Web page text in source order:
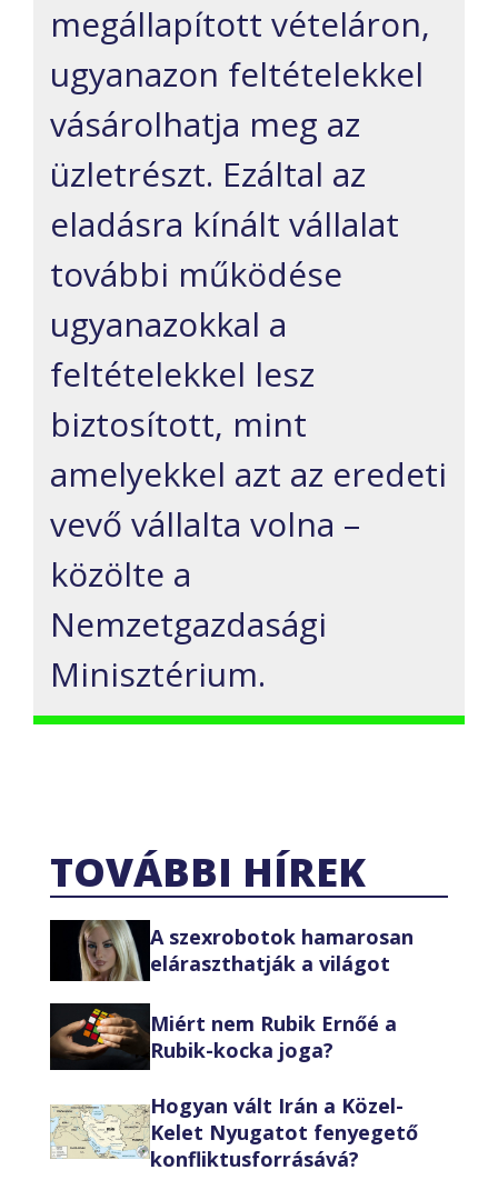
megállapított vételáron,
ugyanazon feltételekkel
vásárolhatja meg az
üzletrészt. Ezáltal az
eladásra kínált vállalat
további működése
ugyanazokkal a
feltételekkel lesz
biztosított, mint
amelyekkel azt az eredeti
vevő vállalta volna –
közölte a
Nemzetgazdasági
Minisztérium.
TOVÁBBI HÍREK
A szexrobotok hamarosan
eláraszthatják a világot
Miért nem Rubik Ernőé a
Rubik-kocka joga?
Hogyan vált Irán a Közel-
Kelet Nyugatot fenyegető
konfliktusforrásává?